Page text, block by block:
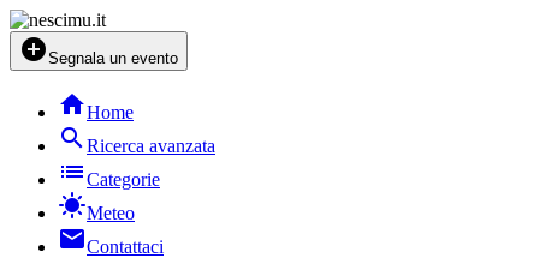
add_circleSegnala un evento
homeHome
searchRicerca avanzata
listCategorie
sunnyMeteo
mailContattaci